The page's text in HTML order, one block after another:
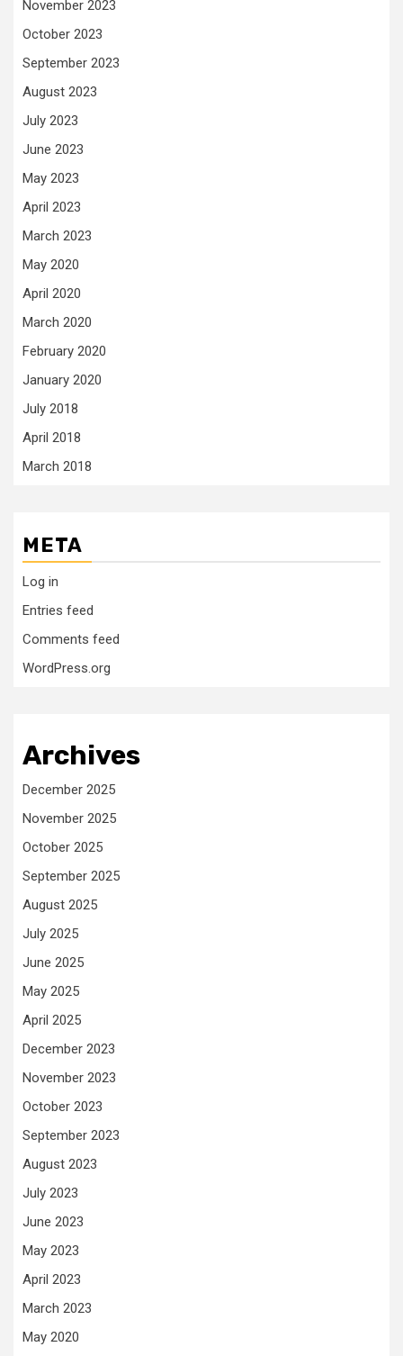
November 2023
October 2023
September 2023
August 2023
July 2023
June 2023
May 2023
April 2023
March 2023
May 2020
April 2020
March 2020
February 2020
January 2020
July 2018
April 2018
March 2018
META
Log in
Entries feed
Comments feed
WordPress.org
Archives
December 2025
November 2025
October 2025
September 2025
August 2025
July 2025
June 2025
May 2025
April 2025
December 2023
November 2023
October 2023
September 2023
August 2023
July 2023
June 2023
May 2023
April 2023
March 2023
May 2020